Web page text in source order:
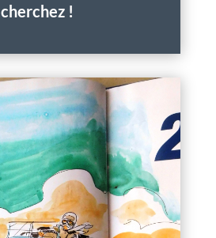
cherchez !